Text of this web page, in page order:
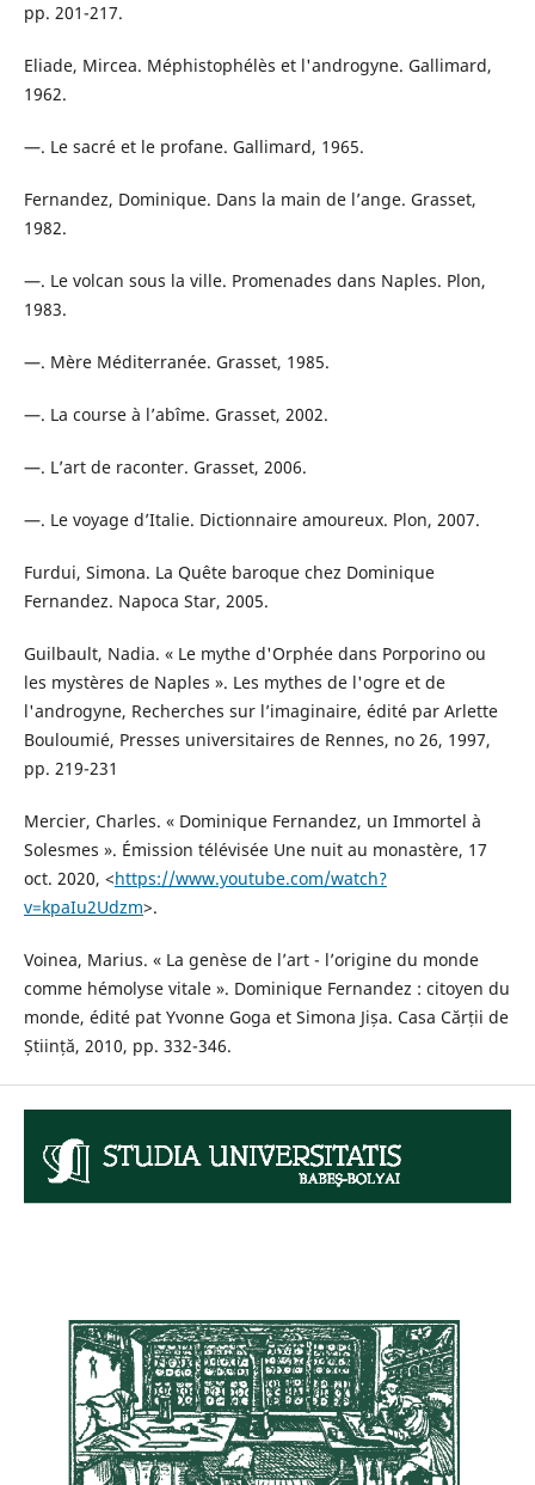
pp. 201-217.
Eliade, Mircea. Méphistophélès et l'androgyne. Gallimard,
1962.
—. Le sacré et le profane. Gallimard, 1965.
Fernandez, Dominique. Dans la main de l’ange. Grasset,
1982.
—. Le volcan sous la ville. Promenades dans Naples. Plon,
1983.
—. Mère Méditerranée. Grasset, 1985.
—. La course à l’abîme. Grasset, 2002.
—. L’art de raconter. Grasset, 2006.
—. Le voyage d’Italie. Dictionnaire amoureux. Plon, 2007.
Furdui, Simona. La Quête baroque chez Dominique
Fernandez. Napoca Star, 2005.
Guilbault, Nadia. « Le mythe d'Orphée dans Porporino ou
les mystères de Naples ». Les mythes de l'ogre et de
l'androgyne, Recherches sur l’imaginaire, édité par Arlette
Bouloumié, Presses universitaires de Rennes, no 26, 1997,
pp. 219-231
Mercier, Charles. « Dominique Fernandez, un Immortel à
Solesmes ». Émission télévisée Une nuit au monastère, 17
oct. 2020, <https://www.youtube.com/watch?
v=kpaIu2Udzm>.
Voinea, Marius. « La genèse de l’art - l’origine du monde
comme hémolyse vitale ». Dominique Fernandez : citoyen du
monde, édité pat Yvonne Goga et Simona Jișa. Casa Cărții de
Știință, 2010, pp. 332-346.